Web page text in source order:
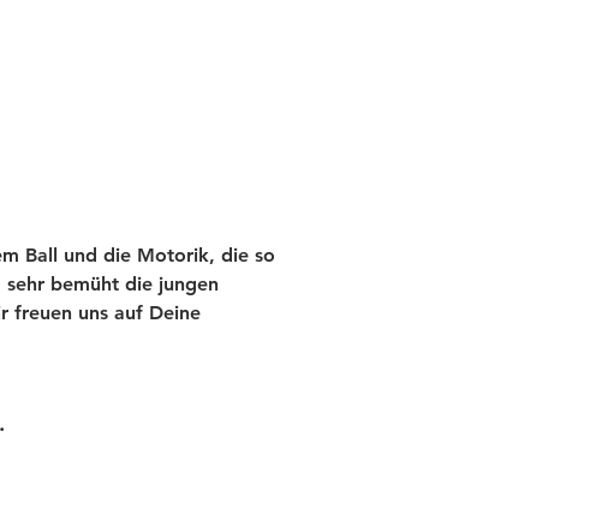
Ball und die Motorik, die so
bemüht die jungen
freuen uns auf Deine